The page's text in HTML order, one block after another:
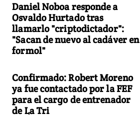
Daniel Noboa responde a
Osvaldo Hurtado tras
llamarlo "criptodictador":
"Sacan de nuevo al cadáver en
formol"
Confirmado: Robert Moreno
ya fue contactado por la FEF
para el cargo de entrenador
de La Tri